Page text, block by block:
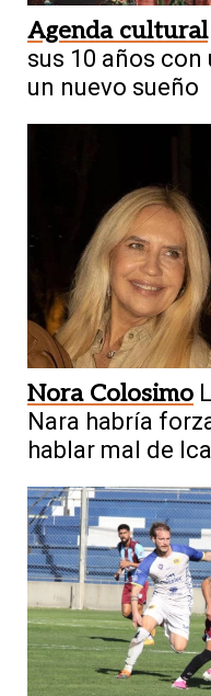
Agenda cultural
sus 10 años
un nuevo sueño
Nora Colosimo
Nara habría
hablar mal de